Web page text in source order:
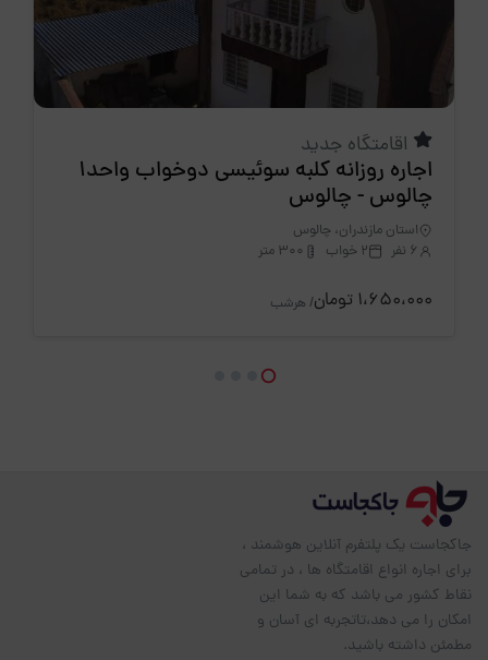
اقامتگاه جدید
اجاره روزانه کلبه سوئیسی دوخواب واحد1
چالوس - چالوس
استان مازندران، چالوس
6 نفر
2 خواب 300 متر
1،650،000 تومان / هرشب
جاکجاست یک پلتفرم آنلاین هوشمند ،
برای اجاره انواع اقامتگاه ها ، در تمامی
نقاط کشور می باشد که به شما این
امکان را می دهد،تاتجربه ای آسان و
مطمئن داشته باشید.